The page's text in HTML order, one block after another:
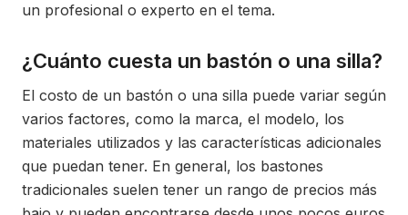
un profesional o experto en el tema.
¿Cuánto cuesta un bastón o una silla?
El costo de un bastón o una silla puede variar según
varios factores, como la marca, el modelo, los
materiales utilizados y las características adicionales
que puedan tener. En general, los bastones
tradicionales suelen tener un rango de precios más